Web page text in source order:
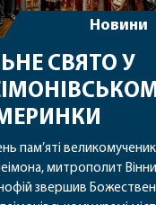
Новини
СВЯТО У
пам’яті
митрополит
звершив